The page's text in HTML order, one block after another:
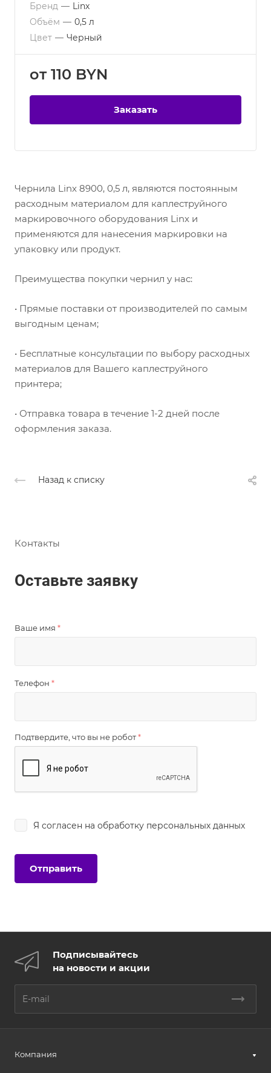
Бренд — Linx
Объём — 0,5 л
Цвет — Черный
от 110 BYN
Заказать
Чернила Linx 8900, 0,5 л, являются постоянным
расходным материалом для каплеструйного
маркировочного оборудования Linx и
применяются для нанесения маркировки на
упаковку или продукт.
Преимущества покупки чернил у нас:
• Прямые поставки от производителей по самым
выгодным ценам;
• Бесплатные консультации по выбору расходных
материалов для Вашего каплеструйного
принтера;
• Отправка товара в течение 1-2 дней после
оформления заказа.
Назад к списку
Контакты
Оставьте заявку
Ваше имя *
Телефон *
Подтвердите, что вы не робот*
Я согласен на обработку персональных данных
Подписывайтесь
на новости и акции
Компания